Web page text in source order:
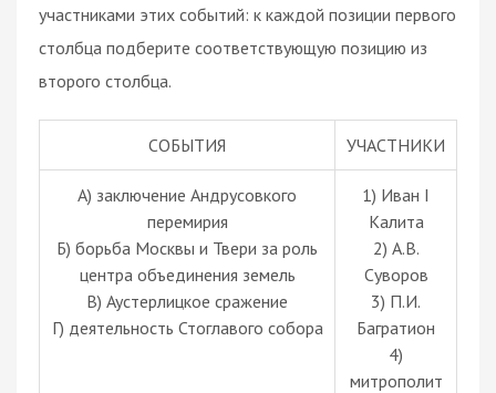
участниками этих событий: к каждой позиции первого
столбца подберите соответствующую позицию из
второго столбца.
СОБЫТИЯ УЧАСТНИКИ
A) заключение Андрусовкого
перемирия
Б) борьба Москвы и Твери за роль
центра объединения земель
В) Аустерлицкое сражение
Г) деятельность Стоглавого собора
1) Иван I
Калита
2) А.В.
Суворов
3) П.И.
Багратион
4)
митрополит